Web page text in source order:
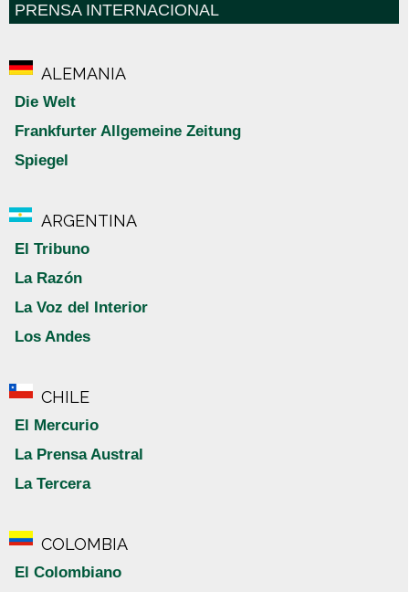
PRENSA INTERNACIONAL
ALEMANIA
Die Welt
Frankfurter Allgemeine Zeitung
Spiegel
ARGENTINA
El Tribuno
La Razón
La Voz del Interior
Los Andes
CHILE
El Mercurio
La Prensa Austral
La Tercera
COLOMBIA
El Colombiano